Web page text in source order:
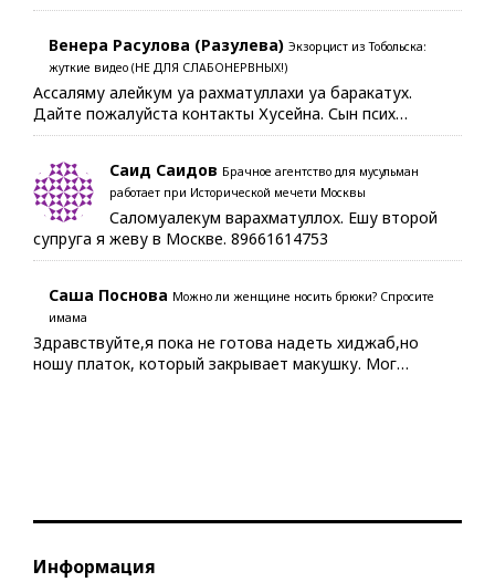
Венера Расулова (Разулева) Экзорцист из Тобольска:
жуткие видео (НЕ ДЛЯ СЛАБОНЕРВНЫХ!)
Ассаляму алейкум уа рахматуллахи уа баракатух.
Дайте пожалуйста контакты Хусейна. Сын псих…
Саид Саидов Брачное агентство для мусульман
работает при Исторической мечети Москвы
Саломуалекум варахматуллох. Ешу второй
супруга я жеву в Москве. 89661614753
Саша Поснова Можно ли женщине носить брюки? Спросите
имама
Здравствуйте,я пока не готова надеть хиджаб,но
ношу платок, который закрывает макушку. Мог…
Информация